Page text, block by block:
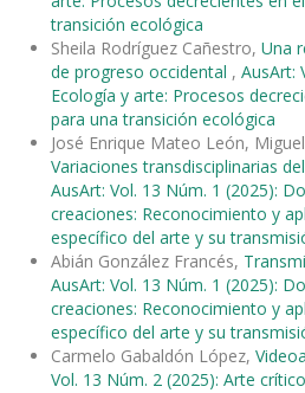
transición ecológica
Sheila Rodríguez Cañestro, Una
de progreso occidental , AusArt:
Ecología y arte: Procesos
para una transición ecológica
José Enrique Mateo León,
Variaciones transdisciplinarias
AusArt: Vol. 13 Núm. 1 (2025):
creaciones: Reconocimiento y
específico del arte y su
Abián González Francés,
AusArt: Vol. 13 Núm. 1 (2025):
creaciones: Reconocimiento y
específico del arte y su
Carmelo Gabaldón López,
Vol. 13 Núm. 2 (2025): Arte